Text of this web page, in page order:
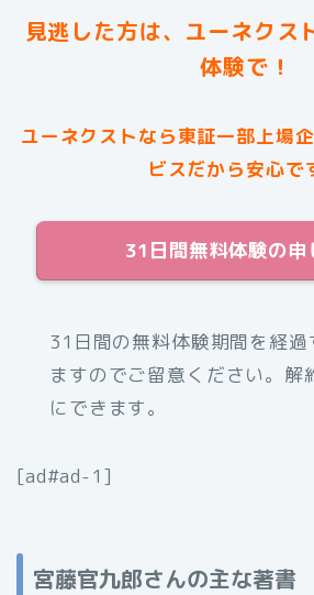
見逃した方は、ユーネクス
体験で！
ユーネクストなら東証一部上場
ビスだから安心で
31日間無料体験の申
31日間の無料体験期間を経過
ますのでご留意ください。解
にできます。
[ad#ad-1]
宮藤官九郎さんの主な著書